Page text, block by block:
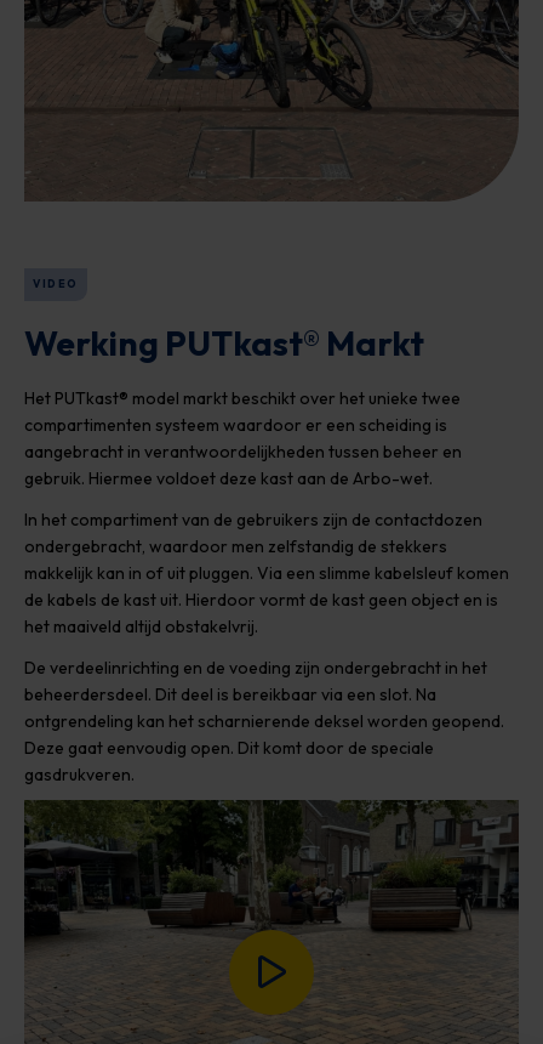
Werking PUTkast® Markt
VIDEO
Het PUTkast® model markt beschikt over het unieke twee
compartimenten systeem waardoor er een scheiding is
aangebracht in verantwoordelijkheden tussen beheer en
gebruik. Hiermee voldoet deze kast aan de Arbo-wet.
In het compartiment van de gebruikers zijn de contactdozen
ondergebracht, waardoor men zelfstandig de stekkers
makkelijk kan in of uit pluggen. Via een slimme kabelsleuf komen
de kabels de kast uit. Hierdoor vormt de kast geen object en is
het maaiveld altijd obstakelvrij.
De verdeelinrichting en de voeding zijn ondergebracht in het
beheerdersdeel. Dit deel is bereikbaar via een slot. Na
ontgrendeling kan het scharnierende deksel worden geopend.
Deze gaat eenvoudig open. Dit komt door de speciale
gasdrukveren.